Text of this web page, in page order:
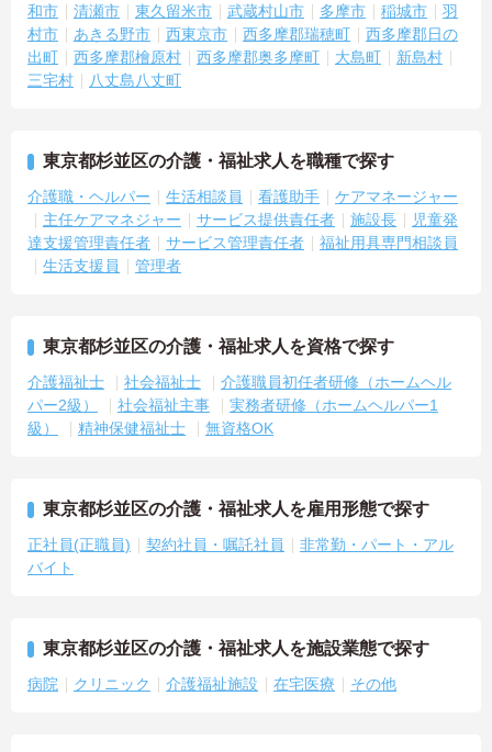
和市
清瀬市 東久留米市 武蔵村山市 多摩市 稲城市
羽
村市
あきる野市 西東京市 西多摩郡瑞穂町
西多摩郡日の
出町
西多摩郡檜原村 西多摩郡奥多摩町 大島町
新島村
三宅村
八丈島八丈町
東京都杉並区の介護・福祉求人を職種で探す
介護職・ヘルパー 生活相談員 看護助手
ケアマネージャー
主任ケアマネジャー
サービス提供責任者 施設長
児童発
達支援管理責任者
サービス管理責任者
福祉用具専門相談員
生活支援員
管理者
東京都杉並区の介護・福祉求人を資格で探す
介護福祉士 社会福祉士
介護職員初任者研修（ホームヘル
パー2級）
社会福祉主事
実務者研修（ホームヘルパー1
級）
精神保健福祉士 無資格OK
東京都杉並区の介護・福祉求人を雇用形態で探す
正社員(正職員) 契約社員・嘱託社員
非常勤・パート・アル
バイト
東京都杉並区の介護・福祉求人を施設業態で探す
病院 クリニック 介護福祉施設 在宅医療 その他